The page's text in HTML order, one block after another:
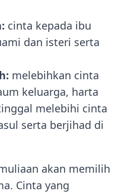
cinta kepada ibu
dan isteri serta
melebihkan cinta
keluarga, harta
melebihi cinta
serta berjihad di
akan memilih
Cinta yang